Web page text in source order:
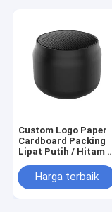
Custom Logo Paper
Cardboard Packing
Lipat Putih / Hitam /
Magnetic Gift Box
dengan Ribbon
Harga terbaik